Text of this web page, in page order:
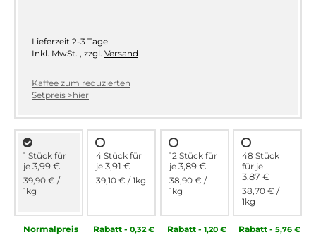
Lieferzeit 2-3 Tage
Inkl. MwSt. , zzgl. Versand
Kaffee zum reduzierten
Setpreis >hier
1 Stück für
je 3,99 €
39,90 € /
1kg
Normal­preis
4 Stück für
je3,91 €
39,10 € / 1kg
Rabatt - 0,32 €
12 Stück für
je 3,89 €
38,90 € /
1kg
Rabatt - 1,20 €
48 Stück
für je
3,87 €
38,70 € /
1kg
Rabatt-5,76 €